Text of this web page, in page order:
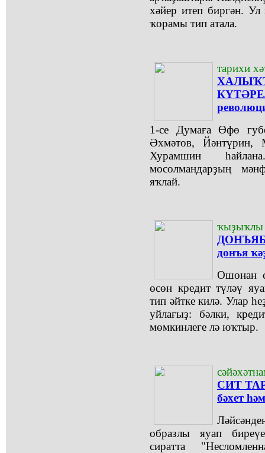
хәйер итеп биргән.
ҡорамы тип атала.
тарихи
1-се Думаға Өфө
Әхмәтов, Йәнтүрин,
Хурамшин
мосолмандарҙың
яҡлай.
ҡыҙыҡлы
донъя
Ошонан
өсөн кредит түләү
тип әйтке килә. Улар
уйлағыҙ: бәлки,
мөмкинлеге лә юҡтыр.
СИТ
бәхет
образлы яуап
сиратта